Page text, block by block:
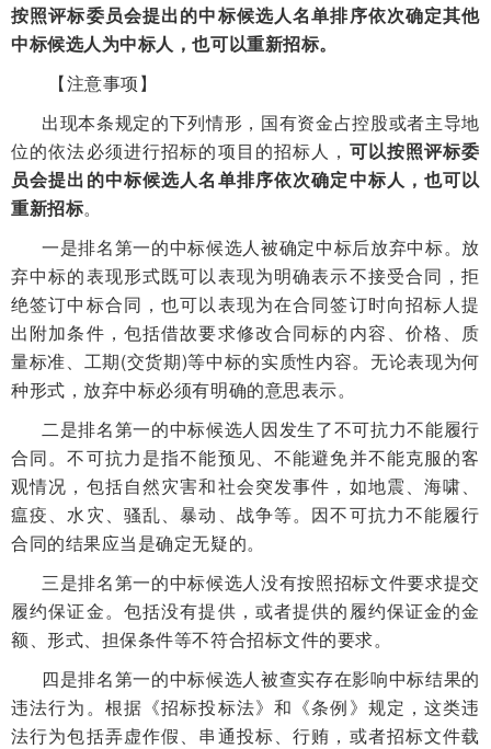
按照评标委员会提出的中标候选人名单排序依次确定其他
中标候选人为中标人，也可以重新招标。
【注意事项】
出现本条规定的下列情形，国有资金占控股或者主导地
位的依法必须进行招标的项目的招标人， 可以按照评标委
员会提出的中标候选人名单排序依次确定中标人，也可以
重新招标。
一是排名第一的中标候选人被确定中标后放弃中标。放
弃中标的表现形式既可以表现为明确表示不接受合同，拒
绝签订中标合同，也可以表现为在合同签订时向招标人提
出附加条件，包括借故要求修改合同标的内容、价格、质
量标准、工期(交货期)等中标的实质性内容。无论表现为何
种形式，放弃中标必须有明确的意思表示。
二是排名第一的中标候选人因发生了不可抗力不能履行
合同。不可抗力是指不能预见、不能避免并不能克服的客
观情况，包括自然灾害和社会突发事件，如地震、海啸、
瘟疫、水灾、骚乱、暴动、战争等。因不可抗力不能履行
合同的结果应当是确定无疑的。
三是排名第一的中标候选人没有按照招标文件要求提交
履约保证金。包括没有提供，或者提供的履约保证金的金
额、形式、担保条件等不符合招标文件的要求。
四是排名第一的中标候选人被查实存在影响中标结果的
违法行为。根据《招标投标法》和《条例》规定，这类违
法行为包括弄虚作假、串通投标、行贿，或者招标文件载